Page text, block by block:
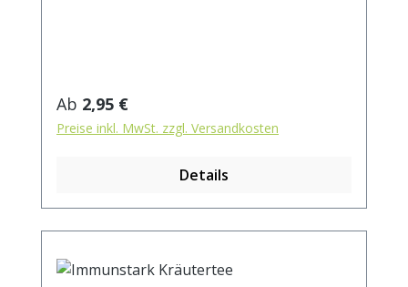
aufgiessen. Ziehzeit: max.10 min.
Regulärer Preis:
Ab 2,95 €
Preise inkl. MwSt. zzgl. Versandkosten
Details